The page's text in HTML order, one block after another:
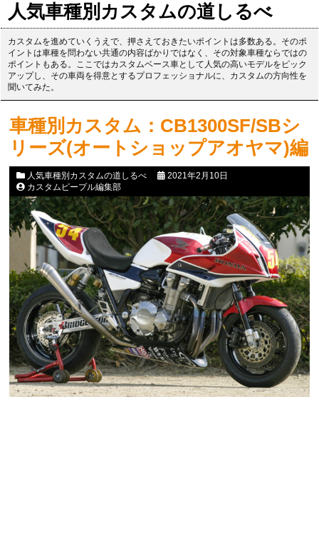
人気車種別カスタムの道しるべ
カスタムを進めていくうえで、押さえておきたいポイントは多数ある。そのポ
イントは車種を問わない共通の内容ばかりではなく、その対象車種ならではの
ポイントもある。ここではカスタムベース車として人気の高いモデルをピック
アップし、その車両を得意とするプロフェッショナルに、カスタムの方向性を
聞いてみた。
車種別カスタム：CB1300SF/SBシ
リーズ(オートショップアオヤマ)編
人気車種別カスタムの道しるべ
2021年2月10日
カスタムピープル編集部